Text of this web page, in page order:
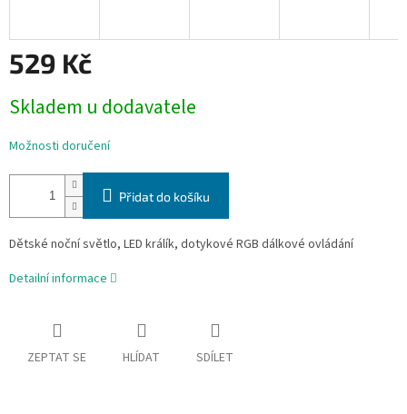
529 Kč
cena:
Skladem u dodavatele
Možnosti doručení
Přidat do košíku
Dětské noční světlo, LED králík, dotykové RGB dálkové ovládání
Detailní informace
ZEPTAT SE HLÍDAT SDÍLET